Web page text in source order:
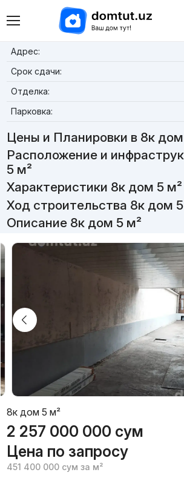
Адрес:
Срок сдачи:
Отделка:
Парковка:
Цены и Планировки в 8к
Расположение и
5 м²
Характеристики 8к дом 5 м²
Ход строительства 8к дом
Описание 8к дом 5 м²
8к дом 5 м²
2 257 000 000 сум
Цена по запросу
451 400 000 сум за м²